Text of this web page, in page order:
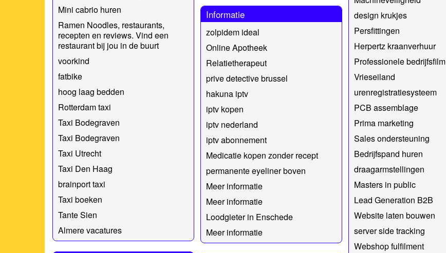
Mini cabrio huren
Ramen Noodles, restaurants,
recepten en reviews. Vind een
restaurant bij jou in de buurt
voorkind
fatbike
hoog laag bedden
Rotterdam taxi
Taxi Bodegraven
Taxi Bodegraven
Taxi Utrecht
Taxi Den Haag
brainport taxi
Taxi boeken
Tante Sien
Almere vacatures
Informatie
zolpidem ideal
Online Apotheek
Relatietherapeut
prive detective brussel
hakuna iptv
iptv kopen
iptv nederland
iptv abonnement
Medicatie kopen zonder recept
permanente eyeliner boven
Meer informatie
Meer informatie
Loodgieter in Enschede
Meer informatie
design krukjes
Persfittingen
Herpertz kraanverhuur
Professionele bedrijfsfilm
Vrieseiland
urenregistratiesysteem
PCB assemblage
Prima marketing
Sales ondersteuning
Bedrijfspand huren
draagarmstellingen
Masters in public
Lead Generation B2B
Website laten bouwen
server side tracking
Webshop fulfilment